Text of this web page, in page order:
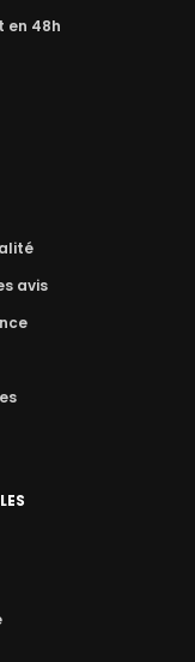
en 48h
avis